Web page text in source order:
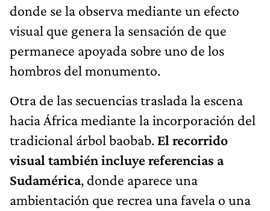
donde se la observa mediante un efecto
visual que genera la sensación de que
permanece apoyada sobre uno de los
hombros del monumento.
Otra de las secuencias traslada la escena
hacia África mediante la incorporación del
tradicional árbol baobab. El recorrido
visual también incluye referencias a
Sudamérica, donde aparece una
ambientación que recrea una favela o una